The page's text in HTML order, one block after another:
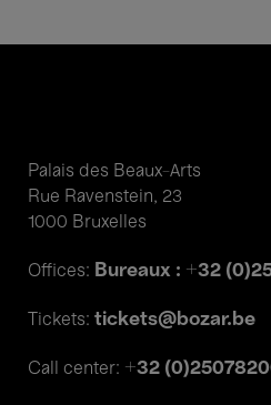
Palais des Beaux-Arts
Rue Ravenstein, 23
1000 Bruxelles
Offices: Bureaux : +32
Tickets: tickets@bozar.be
Call center: +32